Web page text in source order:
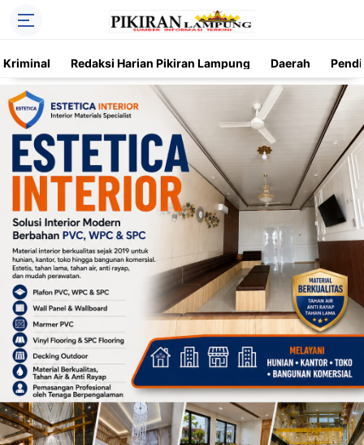
Kriminal Redaksi Harian Pikiran Lampung Daerah
Trending Kriminal Nasional